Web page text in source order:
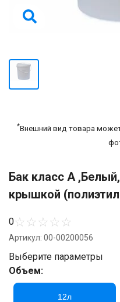
*Внешний вид товара
Бак класс А
крышкой
0☆☆☆☆☆
Артикул: 00-00200056
Выберите параметры
Объем:
12л